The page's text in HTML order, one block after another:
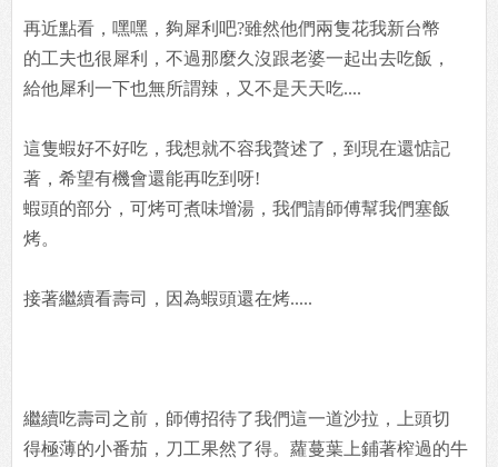
再近點看，嘿嘿，夠犀利吧?雖然他們兩隻花我新台幣
的工夫也很犀利，不過那麼久沒跟老婆一起出去吃飯，
給他犀利一下也無所謂辣，又不是天天吃....
這隻蝦好不好吃，我想就不容我贅述了，到現在還惦記
著，希望有機會還能再吃到呀!
蝦頭的部分，可烤可煮味增湯，我們請師傅幫我們塞飯
烤。
接著繼續看壽司，因為蝦頭還在烤.....
繼續吃壽司之前，師傅招待了我們這一道沙拉，上頭切
得極薄的小番茄，刀工果然了得。蘿蔓葉上鋪著榨過的牛